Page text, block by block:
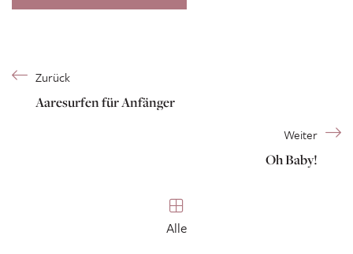
Zurück
Aaresurfen für Anfänger
Alle
Weiter
Oh Baby!